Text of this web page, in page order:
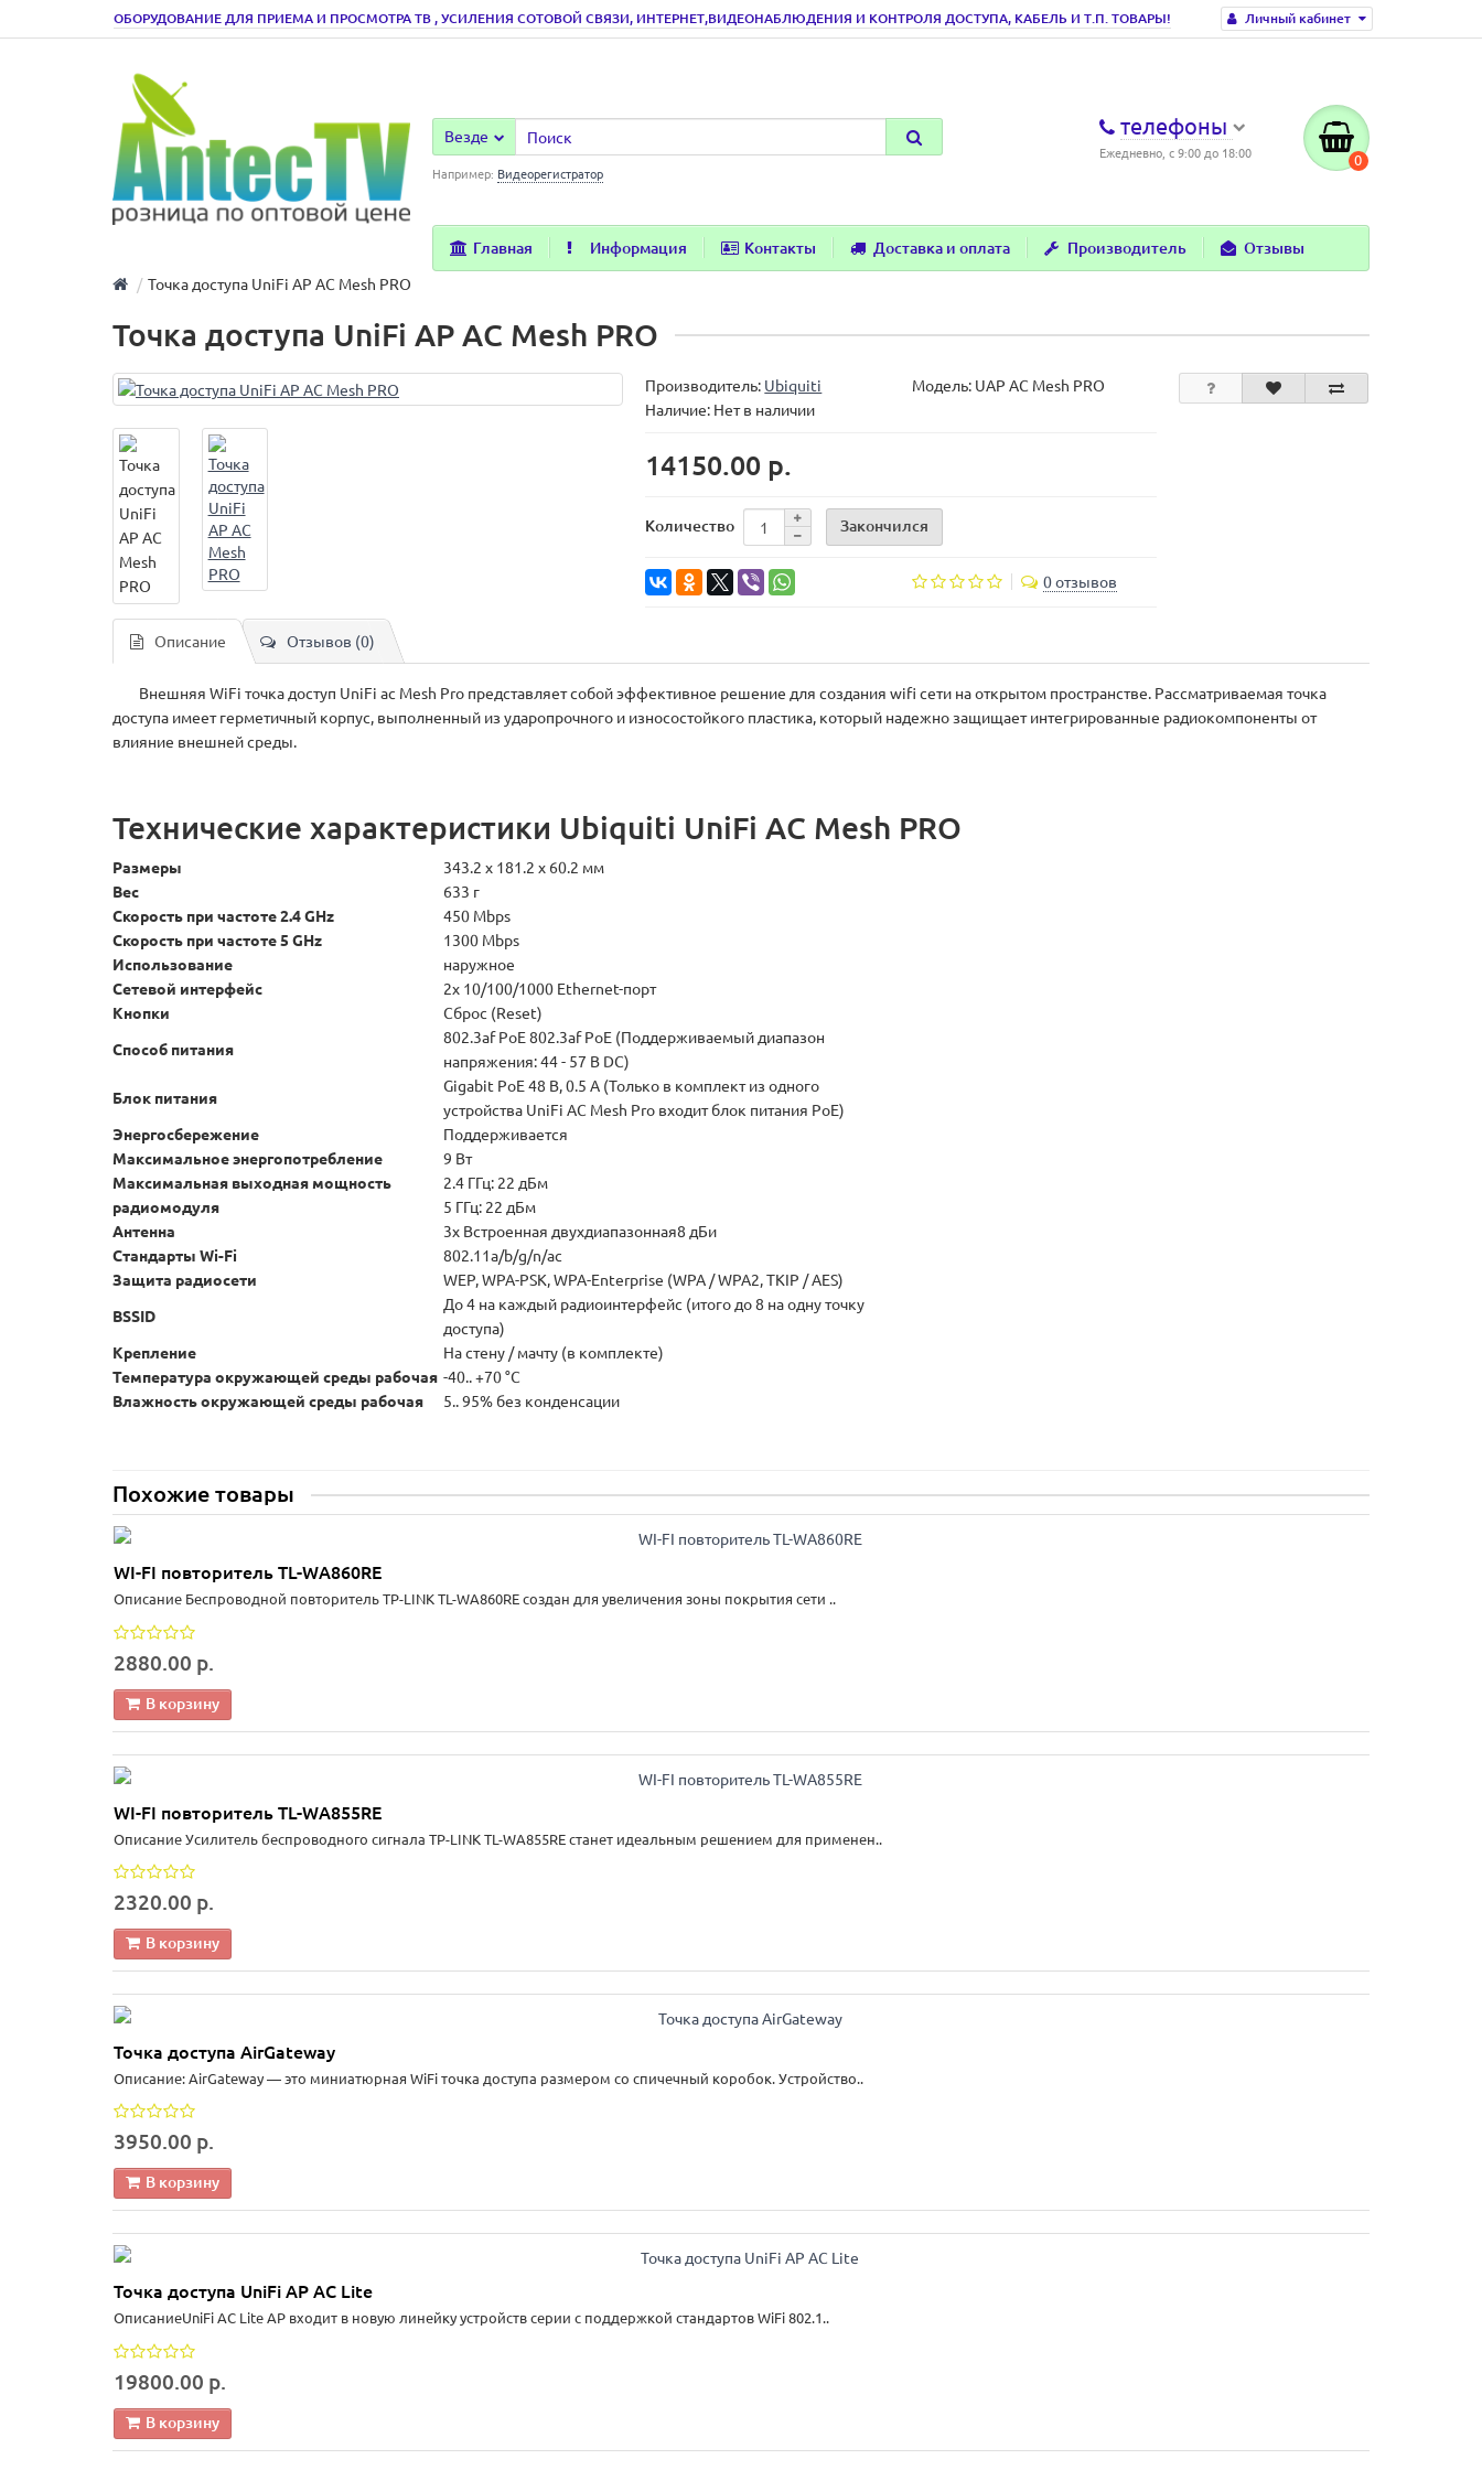
Личный кабинет
ОБОРУДОВАНИЕ ДЛЯ ПРИЕМА И ПРОСМОТРА ТВ , УСИЛЕНИЯ СОТОВОЙ СВЯЗИ, ИНТЕРНЕТ,ВИДЕОНАБЛЮДЕНИЯ И КОНТРОЛЯ ДОСТУПА, КАБЕЛЬ И Т.П. ТОВАРЫ!
телефоны
Ежедневно, с 9:00 до 18:00 0
Везде
Например: Видеорегистратор
Главная Информация Контакты Доставка и оплата Производитель Отзывы
Точка доступа UniFi AP AC Mesh PRO
Точка доступа UniFi AP AC Mesh PRO
Производитель: Ubiquiti Модель: UAP AC Mesh PRO
Наличие: Нет в наличии
14150.00 р.
Количество Закончился
0 отзывов
Описание Отзывов (0)
Внешняя WiFi точка доступ UniFi ac Mesh Pro представляет собой эффективное решение для создания wifi сети на открытом пространстве. Рассматриваемая точка
доступа имеет герметичный корпус, выполненный из ударопрочного и износостойкого пластика, который надежно защищает интегрированные радиокомпоненты от
влияние внешней среды.
Технические характеристики Ubiquiti UniFi AC Mesh PRO
Размеры
343.2 x 181.2 x 60.2 мм
Вес
633 г
Скорость при частоте 2.4 GHz
450 Mbps
Скорость при частоте 5 GHz
1300 Mbps
Использование
наружное
Сетевой интерфейс
2x 10/100/1000 Ethernet-порт
Кнопки
Сброс (Reset)
Способ питания
802.3af PoE 802.3af PoE (Поддерживаемый диапазон
напряжения: 44 - 57 В DC)
Блок питания
Gigabit PoE 48 В, 0.5 А (Только в комплект из одного
устройства UniFi AC Mesh Pro входит блок питания PoE)
Энергосбережение
Поддерживается
Максимальное энергопотребление
9 Вт
Максимальная выходная мощность
радиомодуля
2.4 ГГц: 22 дБм
5 ГГц: 22 дБм
Антенна
3х Встроенная двухдиапазонная8 дБи
Стандарты Wi-Fi
802.11a/b/g/n/ac
Защита радиосети
WEP, WPA-PSK, WPA-Enterprise (WPA / WPA2, TKIP / AES)
BSSID
До 4 на каждый радиоинтерфейс (итого до 8 на одну точку
доступа)
Крепление
На стену / мачту (в комплекте)
Температура окружающей среды рабочая -40.. +70 °C
Влажность окружающей среды рабочая
5.. 95% без конденсации
Похожие товары
WI-FI повторитель TL-WA860RE
Описание Беспроводной повторитель TP-LINK TL-WA860RE создан для увеличения зоны покрытия сети ..
2880.00 р.
В корзину
WI-FI повторитель TL-WA855RE
Описание Усилитель беспроводного сигнала TP-LINK TL-WA855RE станет идеальным решением для применен..
2320.00 р.
В корзину
Точка доступа AirGateway
Описание: AirGateway — это миниатюрная WiFi точка доступа размером со спичечный коробок. Устройство..
3950.00 р.
В корзину
Точка доступа UniFi AP AC Lite
ОписаниеUniFi AC Lite AP входит в новую линейку устройств серии с поддержкой стандартов WiFi 802.1..
19800.00 р.
В корзину